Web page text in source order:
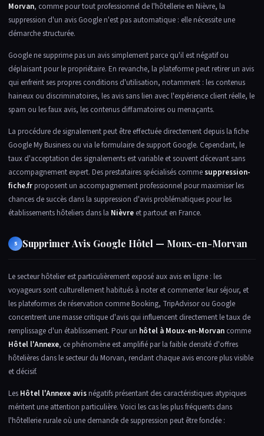
Morvan, comme pour tout professionnel de l'hôtellerie en Nièvre, la
suppression d'un avis Google n'est pas automatique : elle nécessite une
démarche structurée.
Google ne supprime pas un avis simplement parce qu'il est négatif ou
déplaisant pour le propriétaire. En revanche, la plateforme peut retirer un avis
qui enfreint ses propres conditions d'utilisation, notamment : les contenus
haineux ou discriminatoires, les avis sans lien avec l'expérience client réelle, le
spam ou les faux avis, les contenus diffamatoires ou menaçants.
La procédure de signalement peut être effectuée directement depuis la fiche
Google My Business ou via le formulaire de support Google. Cependant, le
taux d'acceptation des signalements est variable et souvent décevant sans
accompagnement expert. Des prestataires spécialisés commesuppression-
fiche.fr proposent un accompagnement professionnel pour maximiser les
chances de succès dans la suppression d'avis problématiques pour les
établissements hôteliers dans la Nièvre et partout en France.
5 Supprimer Avis Google Hôtel — Moux-en-Morvan
Le secteur hôtelier est particulièrement exposé aux avis en ligne : les
voyageurs sont culturellement habitués à noter et commenter leur séjour, et
les plateformes de réservation comme Booking, TripAdvisor ou Google
concentrent une masse critique d'avis qui influencent directement le taux de
remplissage d'un établissement. Pour un hôtel à Moux-en-Morvan comme
Hôtel l'Annexe, ce phénomène est amplifié par la faible densité d'offres
hôtelières dans le secteur du Morvan, rendant chaque avis encore plus visible
et décisif.
Les Hôtel l'Annexe avis négatifs présentant des caractéristiques atypiques
méritent une attention particulière. Voici les cas les plus fréquents dans
l'hôtellerie rurale où une demande de suppression peut être fondée :